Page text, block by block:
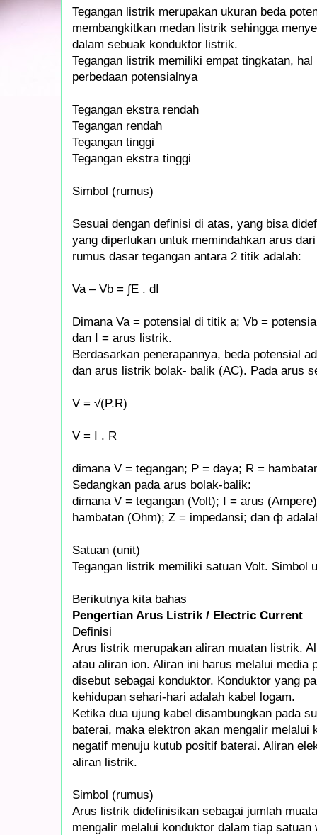
Tegangan listrik merupakan ukuran beda
membangkitkan medan listrik sehingga
dalam sebuak konduktor listrik.
Tegangan listrik memiliki empat tingkatan,
perbedaan potensialnya
Tegangan ekstra rendah
Tegangan rendah
Tegangan tinggi
Tegangan ekstra tinggi
Simbol (rumus)
Sesuai dengan definisi di atas, yang bisa
yang diperlukan untuk memindahkan arus
rumus dasar tegangan antara 2 titik adalah:
Va – Vb = ∫E . dI
Dimana Va = potensial di titik a; Vb =
dan I = arus listrik.
Berdasarkan penerapannya, beda potensial
dan arus listrik bolak- balik (AC). Pada arus
V = √(P.R)
V = I . R
dimana V = tegangan; P = daya; R =
Sedangkan pada arus bolak-balik:
dimana V = tegangan (Volt); I = arus
hambatan (Ohm); Z = impedansi; dan ф
Satuan (unit)
Tegangan listrik memiliki satuan Volt. Simbol
Berikutnya kita bahas
Pengertian Arus Listrik / Electric Current
Definisi
Arus listrik merupakan aliran muatan listrik.
atau aliran ion. Aliran ini harus melalui media
disebut sebagai konduktor. Konduktor yang
kehidupan sehari-hari adalah kabel logam.
Ketika dua ujung kabel disambungkan pada
baterai, maka elektron akan mengalir melalui
negatif menuju kutub positif baterai. Aliran
aliran listrik.
Simbol (rumus)
Arus listrik didefinisikan sebagai jumlah
mengalir melalui konduktor dalam tiap